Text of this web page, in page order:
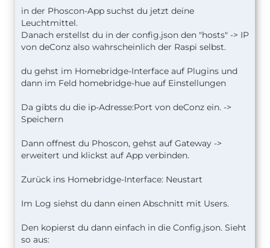
in der Phoscon-App suchst du jetzt deine
Leuchtmittel.
Danach erstellst du in der config.json den "hosts" -> IP
von deConz also wahrscheinlich der Raspi selbst.
du gehst im Homebridge-Interface auf Plugins und
dann im Feld homebridge-hue auf Einstellungen
Da gibts du die ip-Adresse:Port von deConz ein. ->
Speichern
Dann offnest du Phoscon, gehst auf Gateway ->
erweitert und klickst auf App verbinden.
Zurück ins Homebridge-Interface: Neustart
Im Log siehst du dann einen Abschnitt mit Users.
Den kopierst du dann einfach in die Config.json. Sieht
so aus: